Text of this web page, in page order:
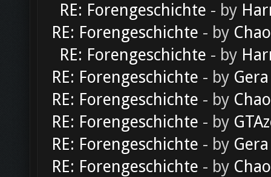
RE: Forengeschichte - by
RE: Forengeschichte - by
RE: Forengeschichte - by
RE: Forengeschichte - by Gera
RE: Forengeschichte - by
RE: Forengeschichte - by
RE: Forengeschichte - by Gera
RE: Forengeschichte - by